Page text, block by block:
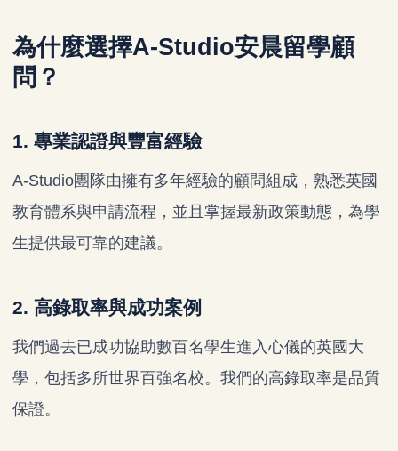
為什麼選擇A-Studio安晨留學顧
問？
1. 專業認證與豐富經驗
A-Studio團隊由擁有多年經驗的顧問組成，熟悉英國
教育體系與申請流程，並且掌握最新政策動態，為學
生提供最可靠的建議。
2. 高錄取率與成功案例
我們過去已成功協助數百名學生進入心儀的英國大
學，包括多所世界百強名校。我們的高錄取率是品質
保證。